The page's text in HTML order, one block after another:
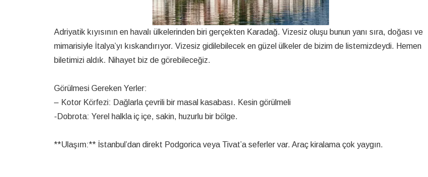
Adriyatik kıyısının en havalı ülkelerinden biri gerçekten Karadağ. Vizesiz oluşu bunun yanı sıra, doğası ve
mimarisiyle İtalya’yı kıskandırıyor. Vizesiz gidilebilecek en güzel ülkeler de bizim de listemizdeydi. Hemen
biletimizi aldık. Nihayet biz de görebileceğiz.
Görülmesi Gereken Yerler:
– Kotor Körfezi: Dağlarla çevrili bir masal kasabası. Kesin görülmeli
-Dobrota: Yerel halkla iç içe, sakin, huzurlu bir bölge.
**Ulaşım:** İstanbul’dan direkt Podgorica veya Tivat’a seferler var. Araç kiralama çok yaygın.